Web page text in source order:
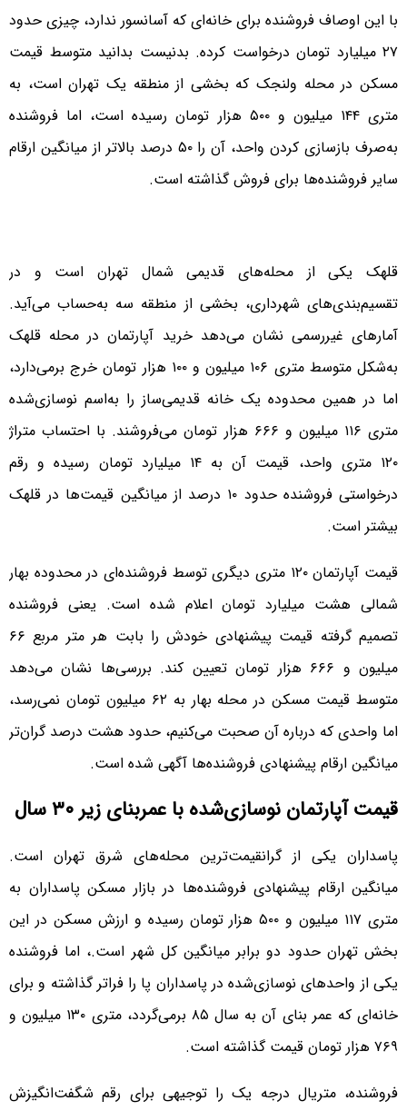
با این اوصاف فروشنده برای خانه‌ای که آسانسور ندارد، چیزی حدود
۲۷ میلیارد تومان درخواست کرده. بدنیست بدانید متوسط قیمت
مسکن در محله ولنجک که بخشی از منطقه یک تهران است، به
متری ۱۴۴ میلیون و ۵۰۰ هزار تومان رسیده است، اما فروشنده
به‌صرف بازسازی کردن واحد، آن را ۵۰ درصد بالاتر از میانگین ارقام
سایر فروشنده‌ها برای فروش گذاشته است.
قلهک یکی از محله‌های قدیمی شمال تهران است و در
تقسیم‌بندی‌های شهرداری، بخشی از منطقه سه به‌حساب می‌آید.
آمار‌های غیررسمی نشان می‌دهد خرید آپارتمان در محله قلهک
به‌شکل متوسط متری ۱۰۶ میلیون و ۱۰۰ هزار تومان خرج برمی‌دارد،
اما در همین محدوده یک خانه قدیمی‌ساز را به‌اسم نوسازی‌شده
متری ۱۱۶ میلیون و ۶۶۶ هزار تومان می‌فروشند. با احتساب متراژ
۱۲۰ متری واحد، قیمت آن به ۱۴ میلیارد تومان رسیده و رقم
درخواستی فروشنده حدود ۱۰ درصد از میانگین قیمت‌ها در قلهک
بیشتر است.
قیمت آپارتمان ۱۲۰ متری دیگری توسط فروشنده‌ای در محدوده بهار
شمالی هشت میلیارد تومان اعلام شده است. یعنی فروشنده
تصمیم گرفته قیمت پیشنهادی خودش را بابت هر متر مربع ۶۶
میلیون و ۶۶۶ هزار تومان تعیین کند. بررسی‌ها نشان می‌دهد
متوسط قیمت مسکن در محله بهار به ۶۲ میلیون تومان نمی‌رسد،
اما واحدی که درباره آن صحبت می‌کنیم، حدود هشت درصد گران‌تر
میانگین ارقام پیشنهادی فروشنده‌ها آگهی شده است.
قیمت آپارتمان نوسازی‌شده با عمربنای زیر ۳۰ سال
پاسداران یکی از گرانقیمت‌ترین محله‌های شرق تهران است.
میانگین ارقام پیشنهادی فروشنده‌ها در بازار مسکن پاسداران به
متری ۱۱۷ میلیون و ۵۰۰ هزار تومان رسیده و ارزش مسکن در این
بخش تهران حدود دو برابر میانگین کل شهر است.، اما فروشنده
یکی از واحد‌های نوسازی‌شده در پاسداران پا را فراتر گذاشته و برای
خانه‌ای که عمر بنای آن به سال ۸۵ برمی‌گردد، متری ۱۳۰ میلیون و
۷۶۹ هزار تومان قیمت گذاشته است.
فروشنده، متریال درجه یک را توجیهی برای رقم شگفت‌انگیزش